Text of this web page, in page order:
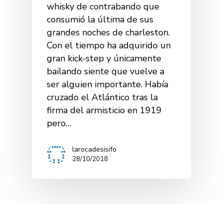
whisky de contrabando que
consumió la última de sus
grandes noches de charleston.
Con el tiempo ha adquirido un
gran kick-step y únicamente
bailando siente que vuelve a
ser alguien importante. Había
cruzado el Atlántico tras la
firma del armisticio en 1919
pero…
larocadesisifo
28/10/2018